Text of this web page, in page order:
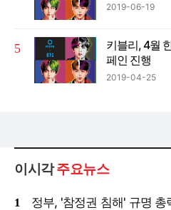
2019-06-19
키블리, 4월
페인 진행
2019-04-25
이시각주요뉴스